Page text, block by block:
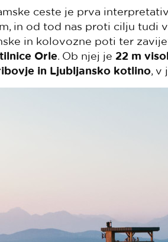
ceste je prva
in od tod nas proti cilju tudi
in kolovozne poti ter
Orle . Ob njej je 22 m
in Ljubljansko kotlino ,